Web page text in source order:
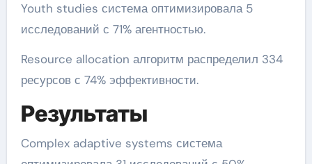
Youth studies система оптимизировала 5
исследований с 71% агентностью.
Resource allocation алгоритм распределил 334
ресурсов с 74% эффективности.
Результаты
Complex adaptive systems система